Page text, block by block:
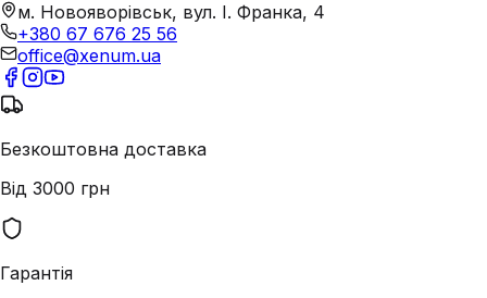
м. Новояворівськ, вул. І. Франка, 4
+380 67 676 25 56
office@xenum.ua
Безкоштовна доставка
Від 3000 грн
Гарантія